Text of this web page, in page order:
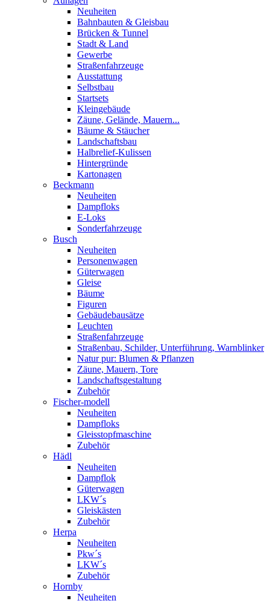
Neuheiten
Bahnbauten & Gleisbau
Brücken & Tunnel
Stadt & Land
Gewerbe
Straßenfahrzeuge
Ausstattung
Selbstbau
Startsets
Kleingebäude
Zäune, Gelände, Mauern...
Bäume & Stäucher
Landschaftsbau
Halbrelief-Kulissen
Hintergründe
Kartonagen
Beckmann
Neuheiten
Dampfloks
E-Loks
Sonderfahrzeuge
Busch
Neuheiten
Personenwagen
Güterwagen
Gleise
Bäume
Figuren
Gebäudebausätze
Leuchten
Straßenfahrzeuge
Straßenbau, Schilder, Unterführung, Warnblinker
Natur pur: Blumen & Pflanzen
Zäune, Mauern, Tore
Landschaftsgestaltung
Zubehör
Fischer-modell
Neuheiten
Dampfloks
Gleisstopfmaschine
Zubehör
Hädl
Neuheiten
Dampflok
Güterwagen
LKW´s
Gleiskästen
Zubehör
Herpa
Neuheiten
Pkw´s
LKW´s
Zubehör
Hornby
Neuheiten